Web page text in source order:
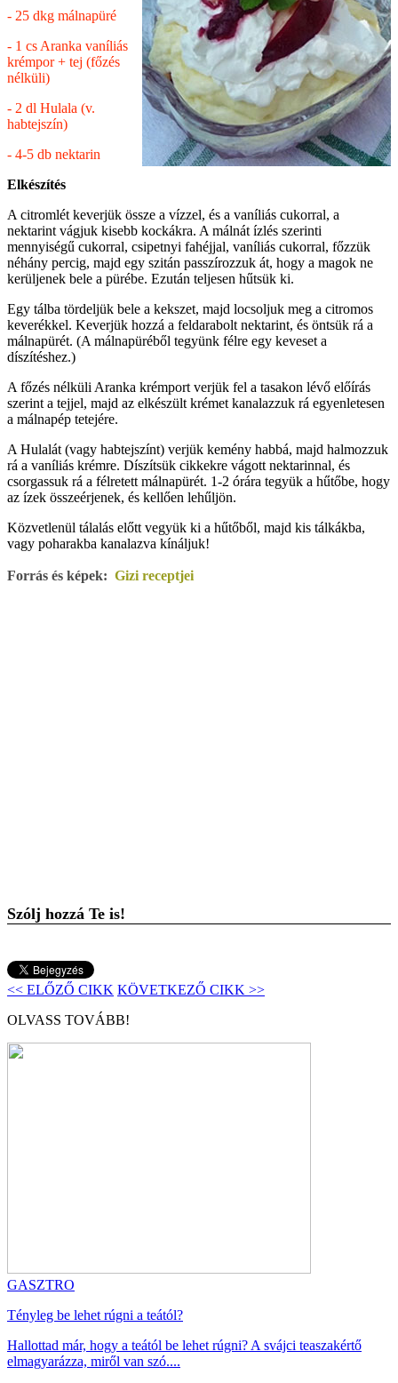
- 25 dkg málnapüré
- 1 cs Aranka vaníliás
krémpor + tej (főzés
nélküli)
- 2 dl Hulala (v.
habtejszín)
- 4-5 db nektarin
Elkészítés
A citromlét keverjük össze a vízzel, és a vaníliás cukorral, a
nektarint vágjuk kisebb kockákra. A málnát ízlés szerinti
mennyiségű cukorral, csipetnyi fahéjjal, vaníliás cukorral, főzzük
néhány percig, majd egy szitán passzírozzuk át, hogy a magok ne
kerüljenek bele a pürébe. Ezután teljesen hűtsük ki.
Egy tálba tördeljük bele a kekszet, majd locsoljuk meg a citromos
keverékkel. Keverjük hozzá a feldarabolt nektarint, és öntsük rá a
málnapürét. (A málnapüréből tegyünk félre egy keveset a
díszítéshez.)
A főzés nélküli Aranka krémport verjük fel a tasakon lévő előírás
szerint a tejjel, majd az elkészült krémet kanalazzuk rá egyenletesen
a málnapép tetejére.
A Hulalát (vagy habtejszínt) verjük kemény habbá, majd halmozzuk
rá a vaníliás krémre. Díszítsük cikkekre vágott nektarinnal, és
csorgassuk rá a félretett málnapürét. 1-2 órára tegyük a hűtőbe, hogy
az ízek összeérjenek, és kellően lehűljön.
Közvetlenül tálalás előtt vegyük ki a hűtőből, majd kis tálkákba,
vagy poharakba kanalazva kínáljuk!
Forrás és képek: Gizi receptjei
Szólj hozzá Te is!
<< ELŐZŐ CIKK KÖVETKEZŐ CIKK >>
OLVASS TOVÁBB!
GASZTRO
Tényleg be lehet rúgni a teától?
Hallottad már, hogy a teától be lehet rúgni? A svájci teaszakértő
elmagyarázza, miről van szó....